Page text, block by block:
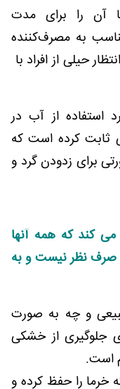
آن را برای مدت
به مصرف‌کننده
حیلی از افراد با
استفاده از آب در
ثابت کرده است که
برای زدودن گرد و
کند که همه آنها
صرف نظر نیست و به
و چه به صورت
جلوگیری از خشکی
است.
خرما را حفظ کرده و